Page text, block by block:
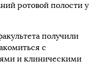
ротовой полости у
получили
с
и клиническими